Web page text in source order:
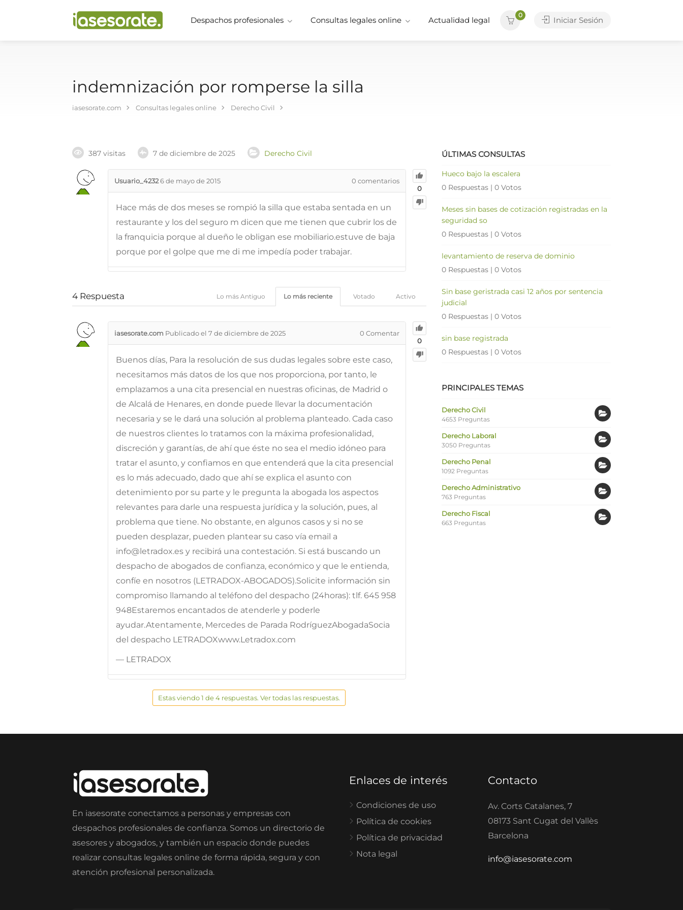
Despachos profesionales Consultas legales online Actualidad legal
0
Iniciar Sesión
indemnización por romperse la silla
iasesorate.com Consultas legales online Derecho Civil
387 visitas 7 de diciembre de 2025 Derecho Civil
0
Usuario_42326 de mayo de 2015 0 comentarios
Hace más de dos meses se rompió la silla que estaba sentada en un
restaurante y los del seguro m dicen que me tienen que cubrir los de
la franquicia porque al dueño le obligan ese mobiliario.estuve de baja
porque por el golpe que me di me impedía poder trabajar.
4 Respuesta Activo
Votado
Lo más reciente
Lo más Antiguo
0
iasesorate.com Publicado el 7 de diciembre de 2025 0 Comentar
Buenos días, Para la resolución de sus dudas legales sobre este caso,
necesitamos más datos de los que nos proporciona, por tanto, le
emplazamos a una cita presencial en nuestras oficinas, de Madrid o
de Alcalá de Henares, en donde puede llevar la documentación
necesaria y se le dará una solución al problema planteado. Cada caso
de nuestros clientes lo tratamos con la máxima profesionalidad,
discreción y garantías, de ahí que éste no sea el medio idóneo para
tratar el asunto, y confiamos en que entenderá que la cita presencial
es lo más adecuado, dado que ahí se explica el asunto con
detenimiento por su parte y le pregunta la abogada los aspectos
relevantes para darle una respuesta jurídica y la solución, pues, al
problema que tiene. No obstante, en algunos casos y si no se
pueden desplazar, pueden plantear su caso vía email a
info@letradox.es y recibirá una contestación. Si está buscando un
despacho de abogados de confianza, económico y que le entienda,
confíe en nosotros (LETRADOX-ABOGADOS).Solicite información sin
compromiso llamando al teléfono del despacho (24horas): tlf. 645 958
948Estaremos encantados de atenderle y poderle
ayudar.Atentamente, Mercedes de Parada RodríguezAbogadaSocia
del despacho LETRADOXwww.Letradox.com
— LETRADOX
Estas viendo 1 de 4 respuestas. Ver todas las respuestas.
ÚLTIMAS CONSULTAS
Hueco bajo la escalera
0 Respuestas | 0 Votos
Meses sin bases de cotización registradas en la
seguridad so
0 Respuestas | 0 Votos
levantamiento de reserva de dominio
0 Respuestas | 0 Votos
Sin base geristrada casi 12 años por sentencia
judicial
0 Respuestas | 0 Votos
sin base registrada
0 Respuestas | 0 Votos
PRINCIPALES TEMAS
Derecho Civil
4653 Preguntas
Derecho Laboral
3050 Preguntas
Derecho Penal
1092 Preguntas
Derecho Administrativo
763 Preguntas
Derecho Fiscal
663 Preguntas
En iasesorate conectamos a personas y empresas con
despachos profesionales de confianza. Somos un directorio de
asesores y abogados, y también un espacio donde puedes
realizar consultas legales online de forma rápida, segura y con
atención profesional personalizada.
Enlaces de interés
Condiciones de uso
Política de cookies
Política de privacidad
Nota legal
Contacto
Av. Corts Catalanes, 7
08173 Sant Cugat del Vallès
Barcelona
info@iasesorate.com